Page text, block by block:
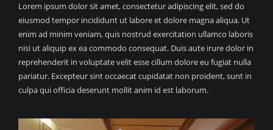
Lorem ipsum dolor sit amet, consectetur adipiscing elit, sed do
eiusmod tempor incididunt ut labore et dolore magna aliqua. Ut
enim ad minim veniam, quis nostrud exercitation ullamco laboris
nisi ut aliquip ex ea commodo consequat. Duis aute irure dolor in
reprehenderit in voluptate velit esse cillum dolore eu fugiat nulla
pariatur. Excepteur sint occaecat cupidatat non proident, sunt in
culpa qui officia deserunt mollit anim id est laborum.